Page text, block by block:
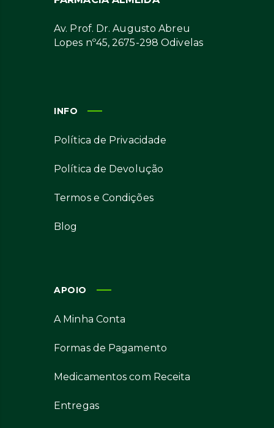
Av. Prof. Dr. Augusto Abreu
Lopes nº45, 2675-298 Odivelas
INFO
Política de Privacidade
Política de Devolução
Termos e Condições
Blog
APOIO
A Minha Conta
Formas de Pagamento
Medicamentos com Receita
Entregas